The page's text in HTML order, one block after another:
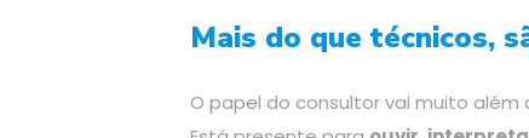
Mais do que técnicos,
O papel do consultor vai muito